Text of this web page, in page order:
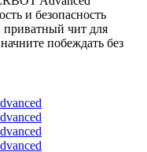
и безопасность
чит для
побеждать без